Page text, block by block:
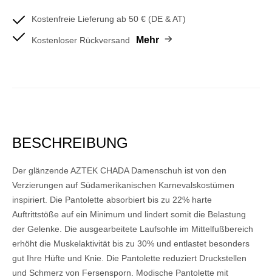
Kostenfreie Lieferung ab 50 € (DE & AT)
Kostenloser Rückversand Mehr
BESCHREIBUNG
Der glänzende AZTEK CHADA Damenschuh ist von den
Verzierungen auf Südamerikanischen Karnevalskostümen
inspiriert. Die Pantolette absorbiert bis zu 22% harte
Auftrittstöße auf ein Minimum und lindert somit die Belastung
der Gelenke. Die ausgearbeitete Laufsohle im Mittelfußbereich
erhöht die Muskelaktivität bis zu 30% und entlastet besonders
gut Ihre Hüfte und Knie. Die Pantolette reduziert Druckstellen
und Schmerz von Fersensporn. Modische Pantolette mit